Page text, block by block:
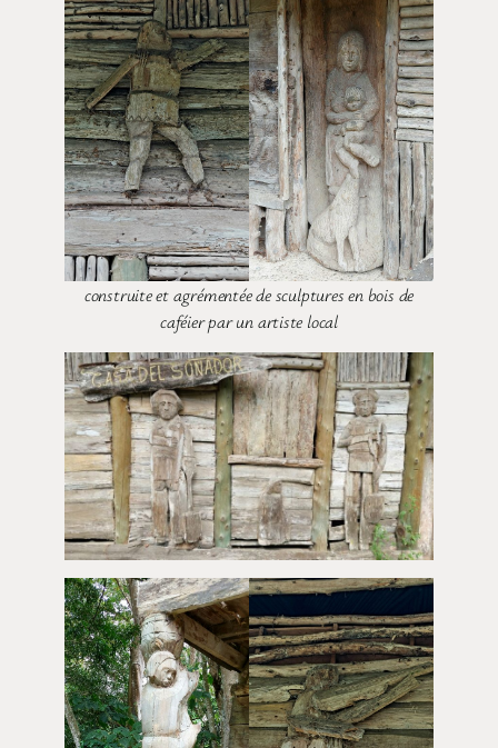
construite et agrémentée de sculptures en bois de
caféier par un artiste local